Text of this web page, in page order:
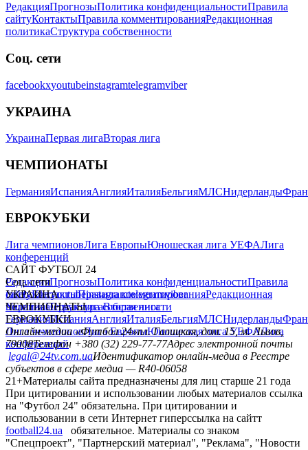
РедакцияПрогнозыПолитика конфиденциальностиПравила
сайтуКонтактыПравила комментированияРедакционная
политикаСтруктура собственности
Соц. сети
facebookxyoutubeinstagramtelegramviber
УКРАИНА
УкраинаПервая лигаВторая лига
ЧЕМПИОНАТЫ
ГерманияИспанияАнглияИталияБельгияМЛСНидерланды
ЕВРОКУБКИ
Лига чемпионовЛига ЕвропыЮношеская лига УЕФАЛига
конференций
САЙТ ФУТБОЛ 24
РедакцияПрогнозыПолитика конфиденциальностиПравила
сайтуКонтактыПравила комментированияРедакционная
политикаСтруктура собственности
Соц. сети
facebookxyoutubeinstagramtelegramviber
УКРАИНА
УкраинаПервая лигаВторая лига
ЧЕМПИОНАТЫ
ГерманияИспанияАнглияИталияБельгияМЛСНидерланды
ЕВРОКУБКИ
Лига чемпионовЛига ЕвропыЮношеская лига УЕФАЛига
конференций
Онлайн-медиа «Футбол 24»пл. Галицкая, дом. 15, м. Львов,
79008Телефон +380 (32) 229-77-77Адрес электронной почты
legal@24tv.com.uaИдентификатор онлайн-медиа в Реестре
субъектов в сфере медиа — R40-06058
21+Материалы сайта предназначены для лиц старше 21 года
При цитировании и использовании любых материалов ссылка
на "Футбол 24" обязательна. При цитировании и
использовании в сети Интернет гиперссылка на сайтт
football24.ua
обязательное. Материалы со знаком
"Спецпроект", "Партнерский материал", "Реклама", "Новости